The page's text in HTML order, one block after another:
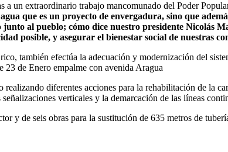
a un extraordinario trabajo mancomunado del Poder
que es un proyecto de envergadura, sino que
al pueblo; cómo dice nuestro presidente Nicolás
posible, y asegurar el bienestar social de nuestras
también efectúa la adecuación y modernización del
de Enero empalme con avenida Aragua
diferentes acciones para la rehabilitación de la
verticales y la demarcación de las líneas
y de seis obras para la sustitución de 635 metros de